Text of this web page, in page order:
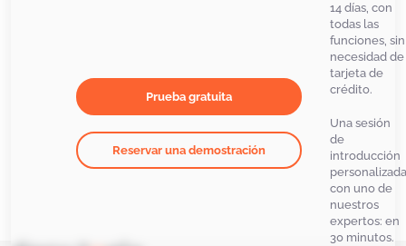
Prueba gratuita
Reservar una demostración
14 días, con
todas las
funciones, sin
necesidad de
tarjeta de
crédito.
Una sesión
de
introducción
personalizada
con uno de
nuestros
expertos: en
30 minutos.